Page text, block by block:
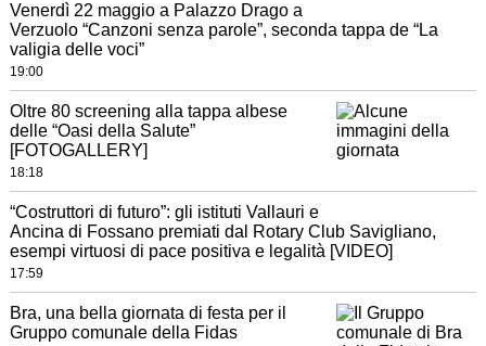
Venerdì 22 maggio a Palazzo Drago a
Verzuolo “Canzoni senza parole”, seconda tappa de “La
valigia delle voci”
19:00
Oltre 80 screening alla tappa albese
delle “Oasi della Salute”
[FOTOGALLERY]
18:18
“Costruttori di futuro”: gli istituti Vallauri e
Ancina di Fossano premiati dal Rotary Club Savigliano,
esempi virtuosi di pace positiva e legalità [VIDEO]
17:59
Bra, una bella giornata di festa per il
Gruppo comunale della Fidas